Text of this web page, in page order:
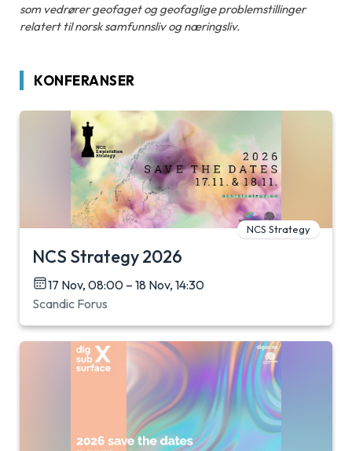
som vedrører geofaget og geofaglige problemstillinger
relatert til norsk samfunnsliv og næringsliv.
KONFERANSER
NCS Strategy
NCS Strategy 2026
17 Nov, 08:00 – 18 Nov, 14:30
Scandic Forus